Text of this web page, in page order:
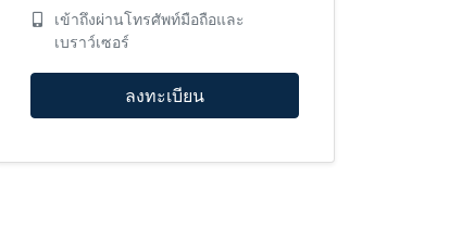
เข้าถึงผ่านโทรศัพท์มือถือและ
เบราว์เซอร์
ลงทะเบียน